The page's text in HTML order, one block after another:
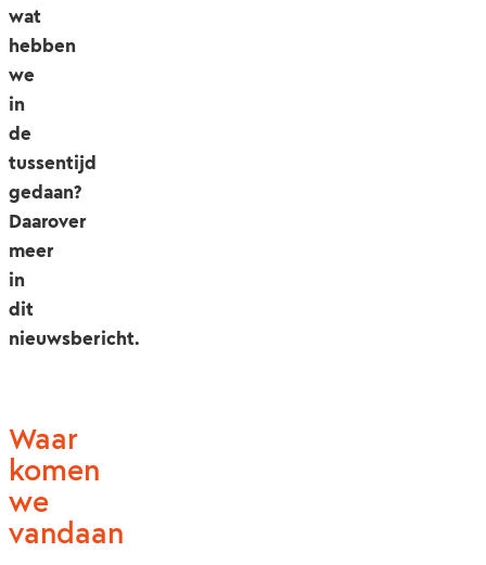
wat
hebben
we
in
de
tussentijd
gedaan?
Daarover
meer
in
dit
nieuwsbericht.
Waar
komen
we
vandaan